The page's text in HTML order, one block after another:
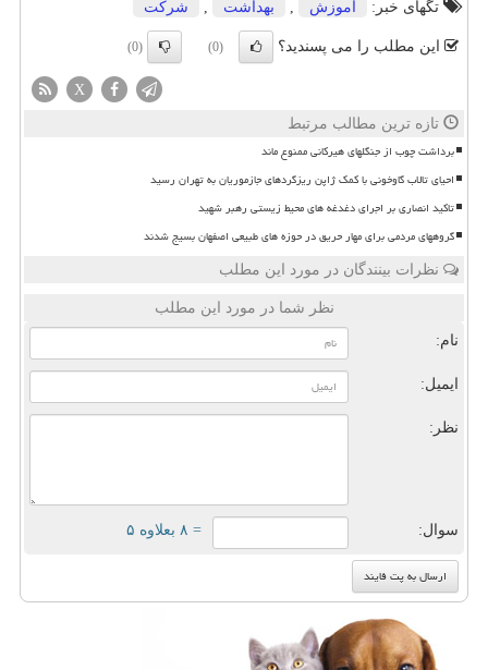
تگهای خبر:
آموزش بهداشت شركت
این مطلب را می پسندید؟ (0)
(0)
X
تازه ترین مطالب مرتبط
برداشت چوب از جنگلهای هیرکانی ممنوع ماند
احیای تالاب گاوخونی با کمک ژاپن ریزگردهای جازموریان به تهران رسید
تاکید انصاری بر اجرای دغدغه های محیط زیستی رهبر شهید
گروههای مردمی برای مهار حریق در حوزه های طبیعی اصفهان بسیج شدند
نظرات بینندگان در مورد این مطلب
نظر شما در مورد این مطلب
نام:
ایمیل:
نظر:
سوال: = ۸ بعلاوه ۵